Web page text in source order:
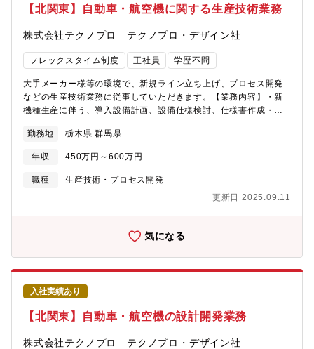
【北関東】自動車・航空機に関する生産技術業務
株式会社テクノプロ テクノプロ・デザイン社
フレックスタイム制度 正社員 学歴不問
大手メーカー様等の環境で、新規ライン立ち上げ、プロセス開発
などの生産技術業務に従事していただきます。【業務内容】・新
機種生産に伴う、導入設備計画、設備仕様検討、仕様書作成・既
う、業者折衝、立ち合い業務。【テクノプロ・デザイン社につい
て】同社は年間売上が1,600億円を超える国内最大の技術ソリュー
ション企業・テクノプログループを牽引する中核企業です。テク
ノプロ・デザイン社では7,500名を超えるエンジニアが上場企業を
勤務地 栃木県 群馬県
年収 450万円～600万円
職種
生産技術・プロセス開発
更新日 2025.09.11
気になる
入社実績あり
【北関東】自動車・航空機の設計開発業務
株式会社テクノプロ テクノプロ・デザイン社